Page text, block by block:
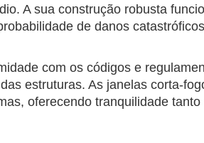
A sua construção robusta
de danos
com os códigos e
estruturas. As janelas corta-
oferecendo tranquilidade